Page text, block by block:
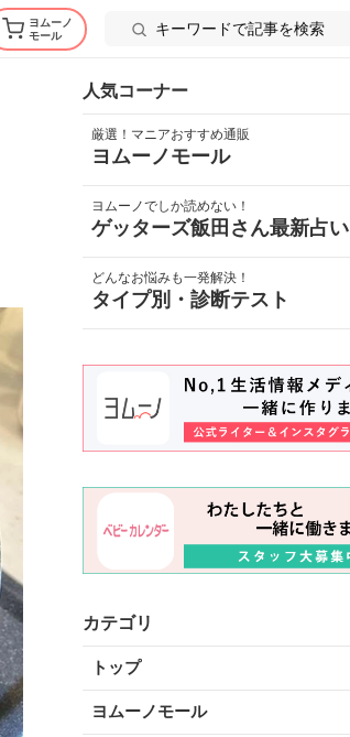
ヨムーノ
モール
人気コーナー
厳選！マニアおすすめ通販
ヨムーノモール
ヨムーノでしか読めない！
ゲッターズ飯田さん最新占い
どんなお悩みも一発解決！
タイプ別・診断テスト
カテゴリ
トップ
ヨムーノモール